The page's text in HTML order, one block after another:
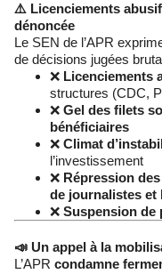
⚠️ Licenciements
dénoncée
Le SEN de l’APR
de décisions jugées
❌ Licenciements
structures (CDC,
❌ Gel des filets
bénéficiaires
❌ Climat
l’investissement
❌ Répression
de journalistes et
❌ Suspension de
📣 Un appel à la
L’APR condamne